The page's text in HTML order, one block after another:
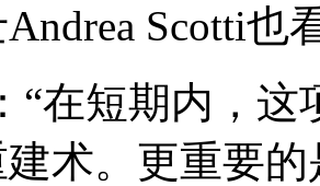
Scotti也
“在短期内，
术。更重要